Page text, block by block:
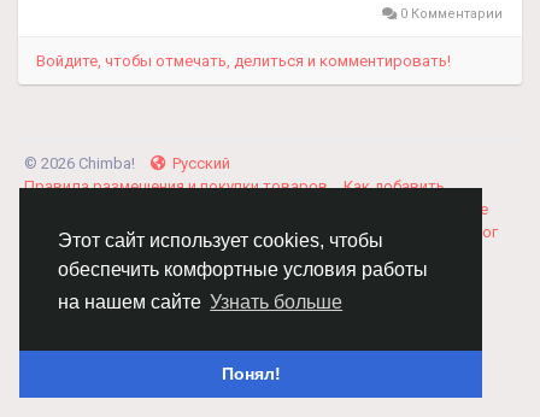
Этот сайт использует cookies, чтобы
обеспечить комфортные условия работы
на нашем сайте Узнать больше
Понял!
0 Комментарии
Войдите, чтобы отмечать, делиться и комментировать!
© 2026 Chimba!
Русский
Правила размещения и покупки товаров
Как добавить
Соглашение
Политика Конфиденциальности
Свяжитесь с нами Каталог